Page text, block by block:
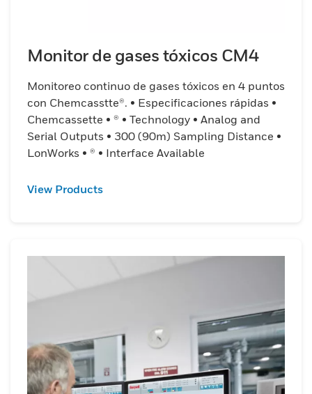
Monitor de gases tóxicos CM4
Monitoreo continuo de gases tóxicos en 4 puntos
con Chemcasstte®. • Especificaciones rápidas •
Chemcassette • ® • Technology • Analog and
Serial Outputs • 300 (90m) Sampling Distance •
LonWorks • ® • Interface Available
View Products